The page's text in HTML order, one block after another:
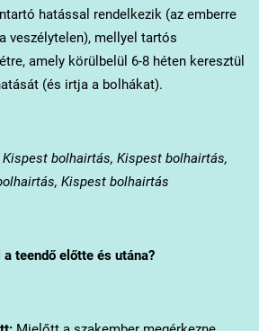
hatással rendelkezik (az emberre
veszélytelen), mellyel tartós
amely körülbelül 6-8 héten keresztül
(és irtja a bolhákat).
bolhairtás, Kispest bolhairtás,
Kispest bolhairtás
teendő előtte és utána?